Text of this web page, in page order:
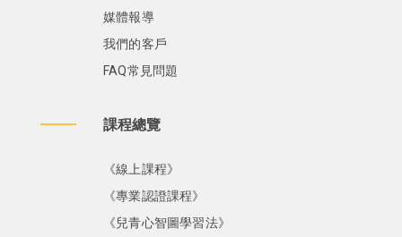
媒體報導
我們的客戶
FAQ常見問題
課程總覽
《線上課程》
《專業認證課程》
《兒青心智圖學習法》